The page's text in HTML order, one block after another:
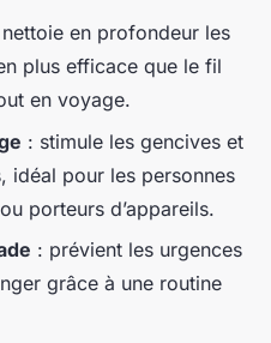
en profondeur les
plus efficace que le fil
en voyage.
: stimule les gencives et
idéal pour les personnes
porteurs d’appareils.
: prévient les urgences
grâce à une routine